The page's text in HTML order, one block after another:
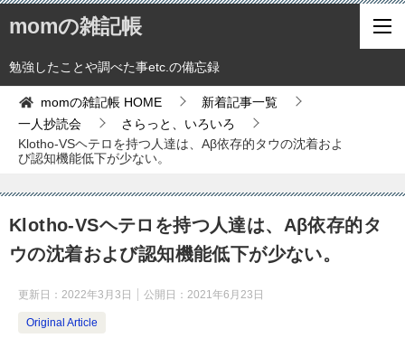
momの雑記帳
勉強したことや調べた事etc.の備忘録
momの雑記帳 HOME
新着記事一覧
一人抄読会
さらっと、いろいろ
Klotho-VSヘテロを持つ人達は、Aβ依存的タウの沈着およ
び認知機能低下が少ない。
Klotho-VSヘテロを持つ人達は、Aβ依存的タ
ウの沈着および認知機能低下が少ない。
更新日： 2022年3月3日 公開日： 2021年6月23日
Original Article